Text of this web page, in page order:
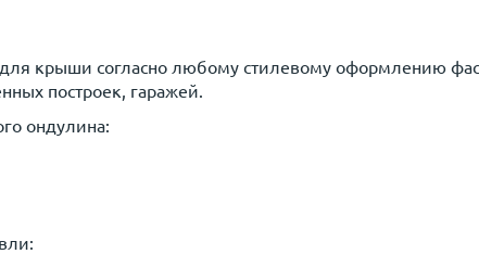
крыши согласно любому стилевому оформлению
построек, гаражей.
ондулина: